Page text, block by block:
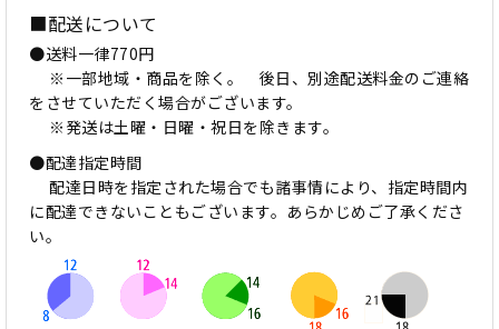
■配送について
●送料一律770円
※一部地域・商品を除く。 後日、別途配送料金のご連絡
をさせていただく場合がございます。
※発送は土曜・日曜・祝日を除きます。
●配達指定時間
配達日時を指定された場合でも諸事情により、指定時間内
に配達できないこともございます。あらかじめご了承くださ
い。